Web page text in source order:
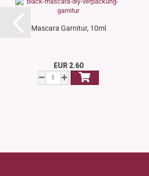
Mascara Garnitur, 10ml
EUR 2.60